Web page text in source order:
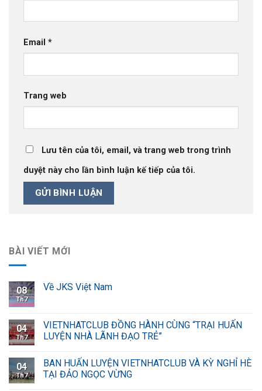
BÀI VIẾT MỚI
08
Th7
Về JKS Việt Nam
04
Th7
VIETNHATCLUB ĐỒNG HÀNH CÙNG “TRẠI HUẤN
LUYỆN NHÀ LÃNH ĐẠO TRẺ”
04
Th7
BAN HUẤN LUYỆN VIETNHATCLUB VÀ KỲ NGHỈ HÈ
TẠI ĐẢO NGỌC VỪNG
Email *
Trang web
Lưu tên của tôi, email, và trang web trong trình
duyệt này cho lần bình luận kế tiếp của tôi.